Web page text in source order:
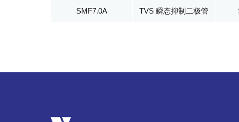
SMF7.0A TVS 瞬态抑制二极管